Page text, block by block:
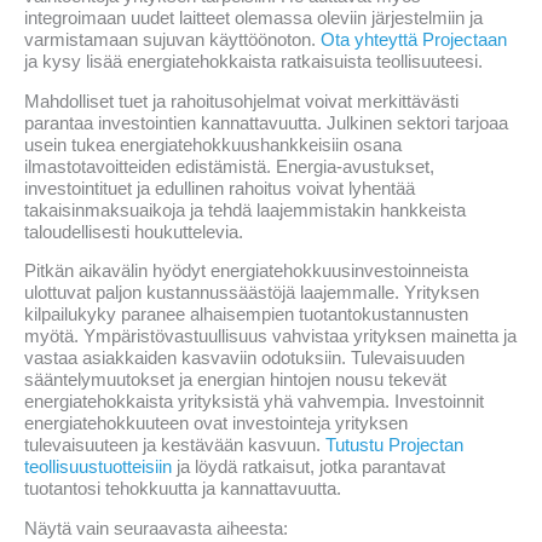
integroimaan uudet laitteet olemassa oleviin järjestelmiin ja
varmistamaan sujuvan käyttöönoton. Ota yhteyttä Projectaan
ja kysy lisää energiatehokkaista ratkaisuista teollisuuteesi.
Mahdolliset tuet ja rahoitusohjelmat voivat merkittävästi
parantaa investointien kannattavuutta. Julkinen sektori tarjoaa
usein tukea energiatehokkuushankkeisiin osana
ilmastotavoitteiden edistämistä. Energia-avustukset,
investointituet ja edullinen rahoitus voivat lyhentää
takaisinmaksuaikoja ja tehdä laajemmistakin hankkeista
taloudellisesti houkuttelevia.
Pitkän aikavälin hyödyt energiatehokkuusinvestoinneista
ulottuvat paljon kustannussäästöjä laajemmalle. Yrityksen
kilpailukyky paranee alhaisempien tuotantokustannusten
myötä. Ympäristövastuullisuus vahvistaa yrityksen mainetta ja
vastaa asiakkaiden kasvaviin odotuksiin. Tulevaisuuden
sääntelymuutokset ja energian hintojen nousu tekevät
energiatehokkaista yrityksistä yhä vahvempia. Investoinnit
energiatehokkuuteen ovat investointeja yrityksen
tulevaisuuteen ja kestävään kasvuun. Tutustu Projectan
teollisuustuotteisiin ja löydä ratkaisut, jotka parantavat
tuotantosi tehokkuutta ja kannattavuutta.
Näytä vain seuraavasta aiheesta: